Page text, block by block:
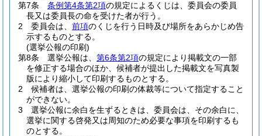
第7条
条例第4条第2項の規定によるくじは、委員会の委員
長又は委員長の命を受けた者が行う。
2
委員会は、 前項のくじを行う日時及び場所をあらかじめ告
示するものとする。
(選挙公報の印刷)
第8条
選挙公報は、 第6条第2項の規定により掲載文の一部
を修正する場合のほか、候補者が提出した掲載文を写真製
版により縮小して印刷するものとする。
2
候補者は、選挙公報の印刷の体裁等について指定すること
ができない。
3
選挙公報に余白を生ずるときは、委員会は、その余白に、
選挙に関する啓発又は周知のため必要な事項を印刷するも
のとする。